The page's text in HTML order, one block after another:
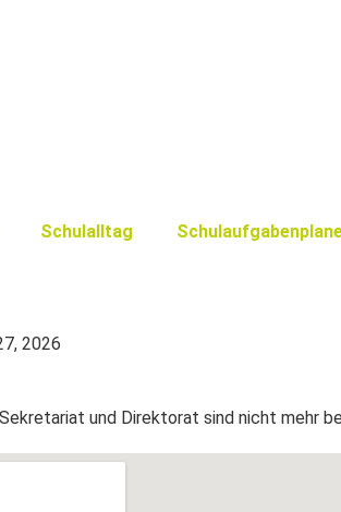
Schulalltag
2026
und Direktorat sind nicht mehr